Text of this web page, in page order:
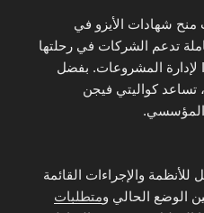
شهادات الأيزو في
تدعم الشركات في رحلتها
نحو الامتثال لمعايير ISO 21500 لإدارة المشروعات. بفضل
تساعد كواليتي فيجن
المؤسسي.
والإجراءات القائمة
الوضع الحالي ومتطلبات